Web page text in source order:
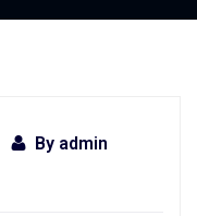
By admin